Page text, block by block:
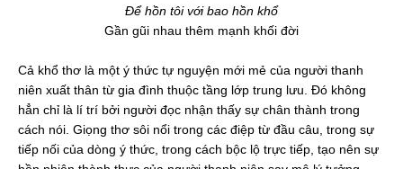
Để hồn tôi với bao hồn khổ
Gần gũi nhau thêm mạnh khối đời
Cả khổ thơ là một ý thức tự nguyện mới mẻ của người thanh
niên xuất thân từ gia đình thuộc tầng lớp trung lưu. Đó không
hẳn chỉ là lí trí bởi người đọc nhận thấy sự chân thành trong
cách nói. Giọng thơ sôi nổi trong các điệp từ đầu câu, trong sự
tiếp nối của dòng ý thức, trong cách bộc lộ trực tiếp, tạo nên sự